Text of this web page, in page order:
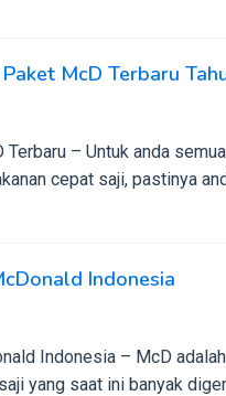
McD Terbaru
– Untuk anda
cepat saji, pastinya
Indonesia
Indonesia – McD adalah
yang saat ini banyak